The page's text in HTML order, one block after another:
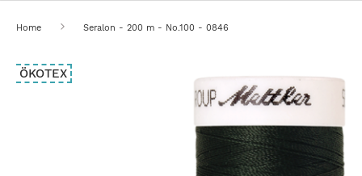
Home Seralon - 200 m - No.100 - 0846
Zum
Ende
ÖKOTEX